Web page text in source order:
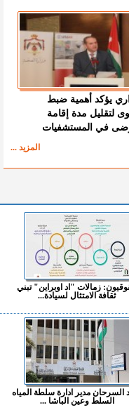
يؤكد أهمية ضبط
لتقليل مدة إقامة
في المستشفيات
المزيد ...
زمالات "اد اوبراين" تبني
ثقافة الامتثال لسيادة...
السرحان مدير ادارة سلطة المياه
السلط وعين الباشا ...